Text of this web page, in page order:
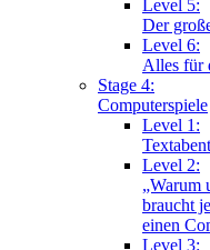
Level 5:
Der
Level 6:
Alles für
Stage 4:
Computerspiele
Level 1:
Level 2:
„Warum
braucht
einen
Level 3: